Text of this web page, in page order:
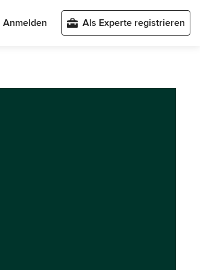
Anmelden Als Experte registrieren